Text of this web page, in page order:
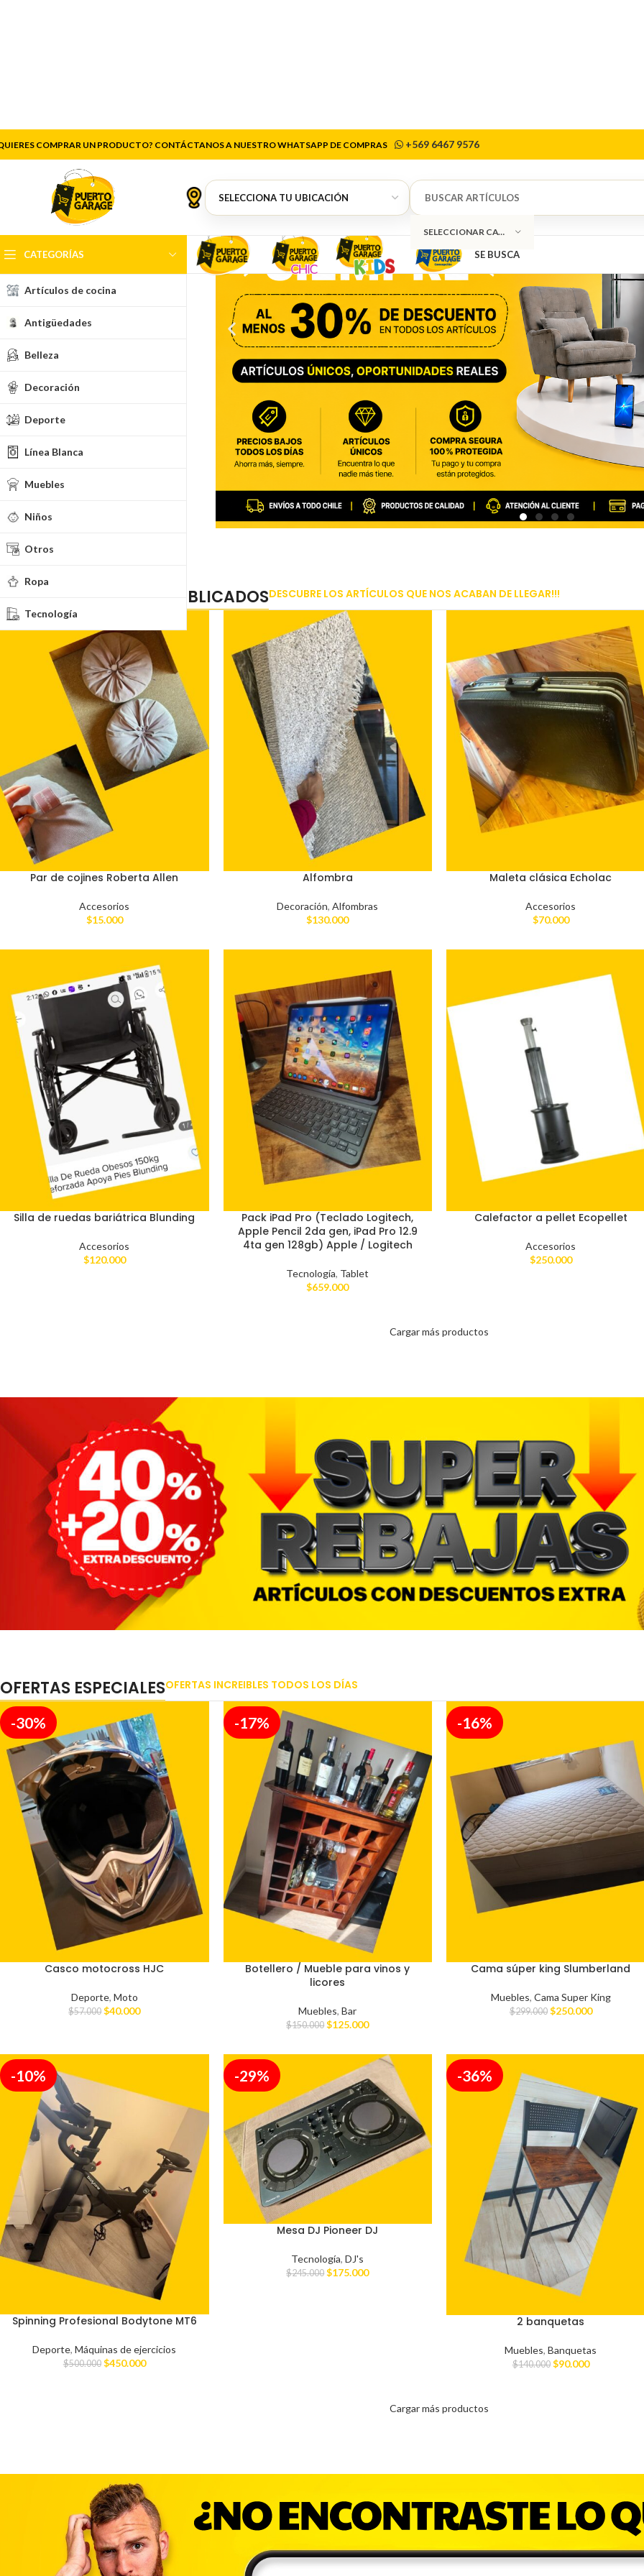
COMPRAR UN PRODUCTO? CONTÁCTANOS A NUESTRO WHATSAPP DE COMPRAS +569 6467 9576
SELECCIONAR CATEGORÍA
CATEGORÍAS
Artículos de cocina
Antigüedades
Belleza
Decoración
Deporte
Línea Blanca
Muebles
Niños
Otros
Ropa
Tecnología
SE BUSCA
ÚLTIMOS ARTÍCULOS PUBLICADOSDESCUBRE LOS ARTÍCULOS QUE NOS ACABAN DE LLEGAR!!!
Par de cojines Roberta Allen
Accesorios
$15.000
Alfombra
Decoración,Alfombras
$130.000
Maleta clásica Echolac
Accesorios
$70.000
Silla de ruedas bariátrica Blunding
Accesorios
$120.000
Pack iPad Pro (Teclado Logitech,
Apple Pencil 2da gen, iPad Pro 12.9
4ta gen 128gb) Apple / Logitech
Tecnología, Tablet
$659.000
Calefactor a pellet Ecopellet
Accesorios
$250.000
Cargar más productos
OFERTAS ESPECIALESOFERTAS INCREIBLES TODOS LOS DÍAS
-30%
Casco motocross HJC
Deporte, Moto
$57.000 $40.000
-17%
Botellero / Mueble para vinos y
licores
Muebles,Bar
$150.000 $125.000
-16%
Cama súper king Slumberland
Muebles, Cama Super King
$299.000 $250.000
-10%
Spinning Profesional Bodytone MT6
Deporte,Máquinas de ejercicios
$500.000 $450.000
-29%
Mesa DJ Pioneer DJ
Tecnología,DJ's
$245.000 $175.000
-36%
2 banquetas
Muebles,Banquetas
$140.000 $90.000
Cargar más productos